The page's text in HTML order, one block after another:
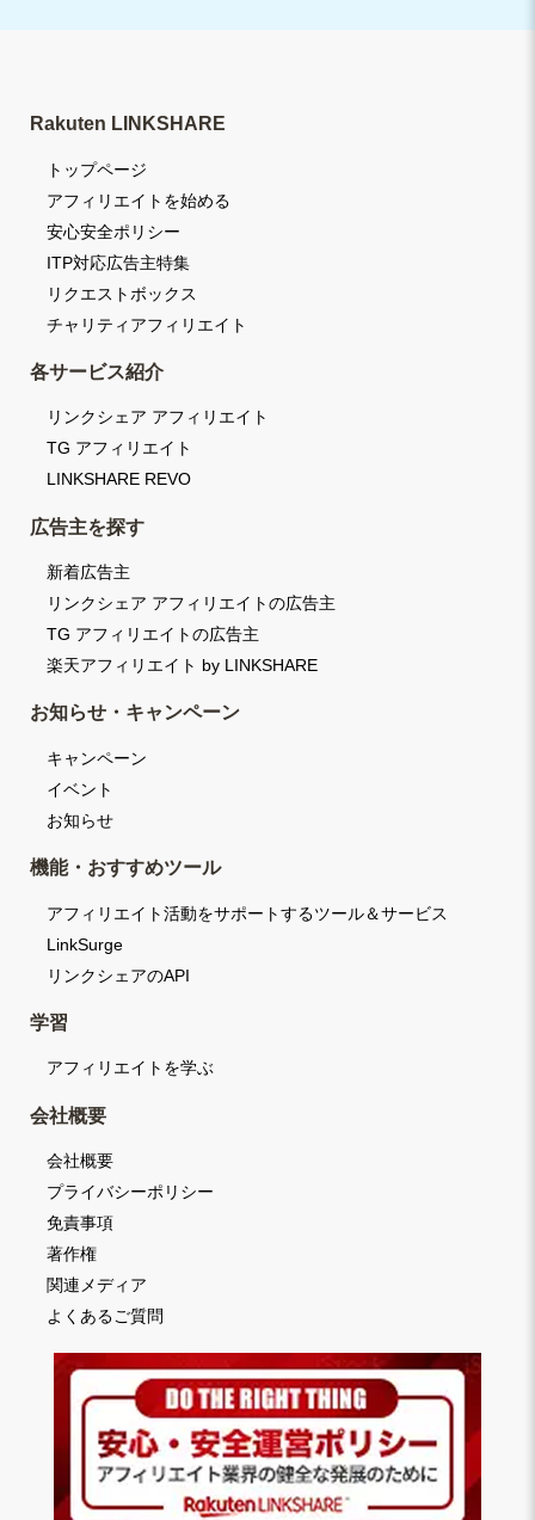
Rakuten LINKSHARE
トップページ
アフィリエイトを始める
安心安全ポリシー
ITP対応広告主特集
リクエストボックス
チャリティアフィリエイト
各サービス紹介
リンクシェア アフィリエイト
TG アフィリエイト
LINKSHARE REVO
広告主を探す
新着広告主
リンクシェア アフィリエイトの広告主
TG アフィリエイトの広告主
楽天アフィリエイト by LINKSHARE
お知らせ・キャンペーン
キャンペーン
イベント
お知らせ
機能・おすすめツール
アフィリエイト活動をサポートするツール＆サービス
LinkSurge
リンクシェアのAPI
学習
アフィリエイトを学ぶ
会社概要
会社概要
プライバシーポリシー
免責事項
著作権
関連メディア
よくあるご質問